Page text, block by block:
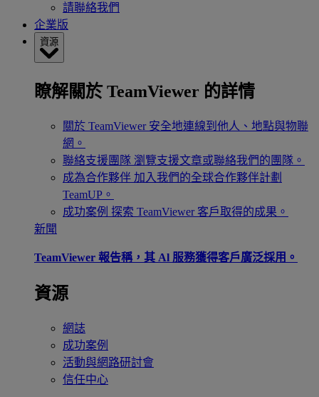
請聯絡我們
企業版
資源
瞭解關於 TeamViewer 的詳情
關於 TeamViewer 安全地連線到他人、地點與物聯
網。
聯絡支援團隊 瀏覽支援文章或聯絡我們的團隊。
成為合作夥伴 加入我們的全球合作夥伴計劃
TeamUP。
成功案例 探索 TeamViewer 客戶取得的成果。
新聞
TeamViewer 報告稱，其 Al 服務獲得客戶廣泛採用。
資源
網誌
成功案例
活動與網路研討會
信任中心